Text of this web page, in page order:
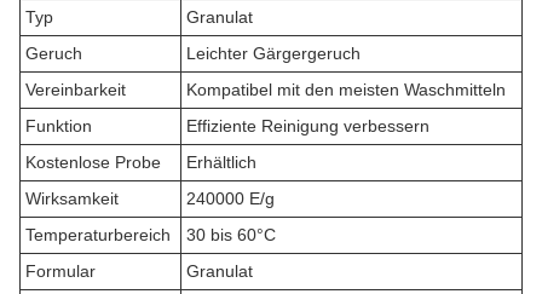
Typ
Granulat
Geruch
Leichter Gärgergeruch
Vereinbarkeit
Kompatibel mit den meisten Waschmitteln
Funktion
Effiziente Reinigung verbessern
Kostenlose Probe
Erhältlich
Wirksamkeit
240000 E/g
Temperaturbereich
30 bis 60°C
Formular
Granulat